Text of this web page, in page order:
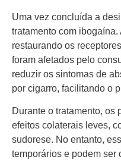
Uma vez concluída a
tratamento com
restaurando os
foram afetados pelo
reduzir os sintomas de
por cigarro, facilitando o
Durante o tratamento, os
efeitos colaterais leves,
sudorese. No entanto,
temporários e podem ser